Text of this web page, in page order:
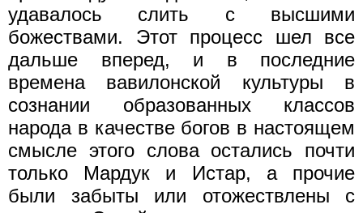
удавалось слить с высшими
божествами. Этот процесс шел все
дальше вперед, и в последние
времена вавилонской культуры в
сознании образованных классов
народа в качестве богов в настоящем
смысле этого слова остались почти
только Мардук и Истар, а прочие
были забыты или отожествлены с